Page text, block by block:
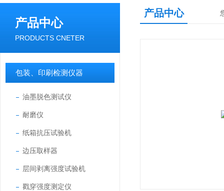
产品中心
PRODUCTS CNETER
包装、印刷检测仪器
油墨脱色测试仪
耐磨仪
纸箱抗压试验机
边压取样器
层间剥离强度试验机
戳穿强度测定仪
产品中心